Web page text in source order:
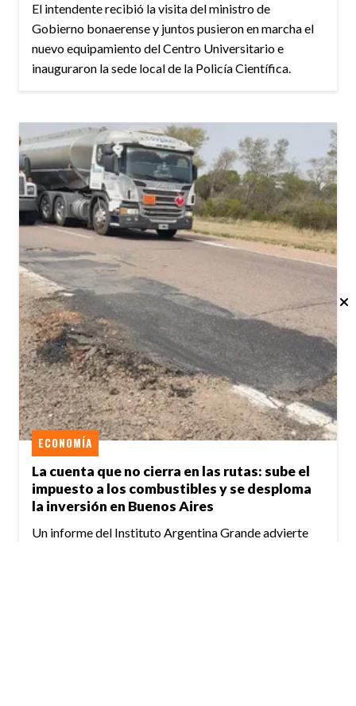
El intendente recibió la visita del ministro de
Gobierno bonaerense y juntos pusieron en marcha el
nuevo equipamiento del Centro Universitario e
inauguraron la sede local de la Policía Científica.
La cuenta que no cierra en las rutas: sube el
impuesto a los combustibles y se desploma
la inversión en Buenos Aires
ECONOMÍA
Un informe del Instituto Argentina Grande advierte